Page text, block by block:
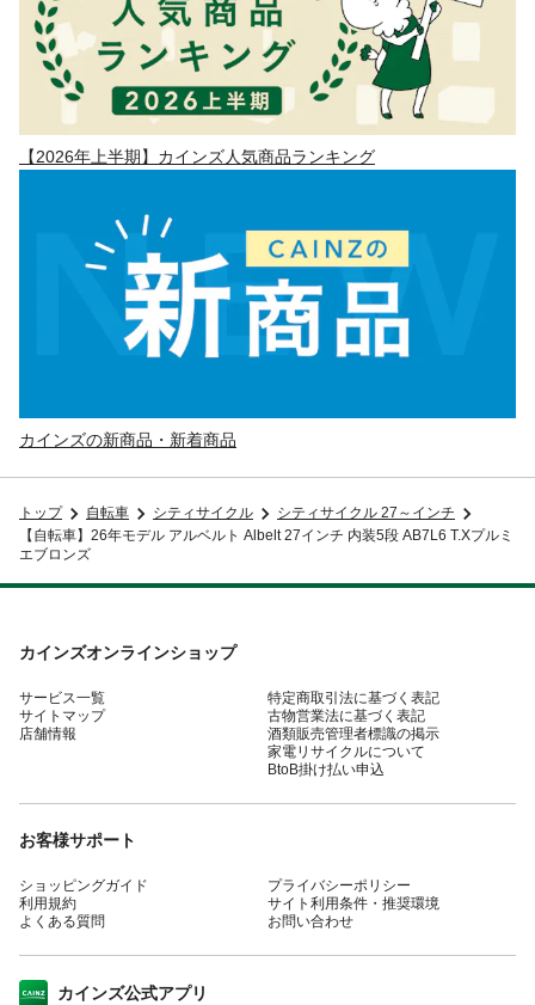
【2026年上半期】カインズ人気商品ランキング
カインズの新商品・新着商品
トップ 自転車 シティサイクル
シティサイクル 27～インチ
【自転車】26年モデル アルベルト Albelt 27インチ 内装5段 AB7L6 T.Xプルミ
エブロンズ
カインズオンラインショップ
サービス一覧
サイトマップ
店舗情報
特定商取引法に基づく表記
古物営業法に基づく表記
酒類販売管理者標識の掲示
家電リサイクルについて
BtoB掛け払い申込
お客様サポート
ショッピングガイド
利用規約
よくある質問
プライバシーポリシー
サイト利用条件・推奨環境
お問い合わせ
カインズ公式アプリ